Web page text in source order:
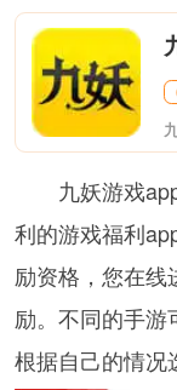
九妖游戏
利的游戏福利
励资格，您在线
励。不同的手游
根据自己的情况